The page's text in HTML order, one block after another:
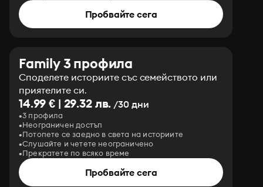
Пробвайте сега
Family 3 профила
Споделете историите със семейството или
приятелите си.
14.99 € | 29.32 лв. /30 дни
3 профила
Неограничен достъп
Потопете се заедно в света на историите
Слушайте и четете неограничено
Прекратете по всяко време
Пробвайте сега